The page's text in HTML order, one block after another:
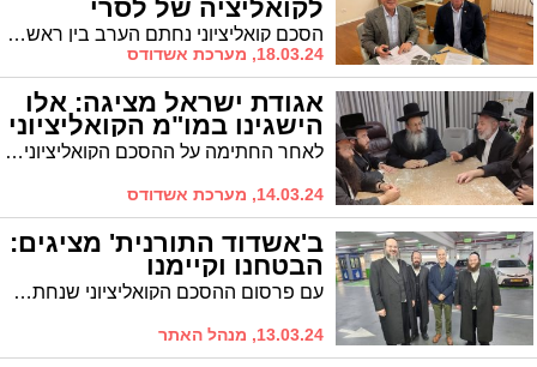
לקואליציה של לסרי
הסכם קואליציוני נחתם הערב בין ראש העיר יחיאל לסרי לסיעתו של שמעון כצנלסון, אליה הצטרפה גם רינה גוטמן שהייתה מספר 2 של ברק סרי והחליט לפרוש אחרי שזכה למנדט אחד בלבד
18.03.24, מערכת אשדודס
אגודת ישראל מציגה: אלו
הישגינו במו"מ הקואליציוני
לאחר החתימה על ההסכם הקואליציוני, אגודת ישראל העירונית מציגה את הישגיה. "בראש ההסכם ענייני השבת והצביון לצד עצמאות החינוך, הדיור, סיוע למוסדות התורה והחסד וכלל צרכי הפרט"
14.03.24, מערכת אשדודס
ב'אשדוד התורנית' מציגים:
הבטחנו וקיימנו
עם פרסום ההסכם הקואליציוני שנחתם עם סיעת 'אשדוד התורנית', מציגים בסיעה את הבטחות הבחירות ומוכיחים: לא מדובר בהבטחות בחירות. "הבטחנו - ובע"ה נקיים. הציבור ירגיש" - צפו במסמך
13.03.24, מנהל האתר